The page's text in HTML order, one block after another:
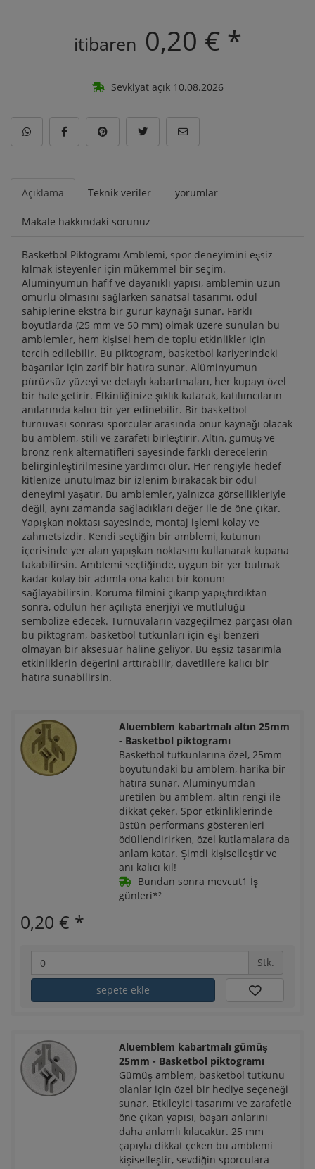
itibaren 0,20 € *
Sevkiyat açık 10.08.2026
Açıklama Teknik veriler yorumlar
Makale hakkındaki sorunuz
Basketbol Piktogramı Amblemi, spor deneyimini eşsiz
kılmak isteyenler için mükemmel bir seçim.
Alüminyumun hafif ve dayanıklı yapısı, amblemin uzun
ömürlü olmasını sağlarken sanatsal tasarımı, ödül
sahiplerine ekstra bir gurur kaynağı sunar. Farklı
boyutlarda (25 mm ve 50 mm) olmak üzere sunulan bu
amblemler, hem kişisel hem de toplu etkinlikler için
tercih edilebilir. Bu piktogram, basketbol kariyerindeki
başarılar için zarif bir hatıra sunar. Alüminyumun
pürüzsüz yüzeyi ve detaylı kabartmaları, her kupayı özel
bir hale getirir. Etkinliğinize şıklık katarak, katılımcıların
anılarında kalıcı bir yer edinebilir. Bir basketbol
turnuvası sonrası sporcular arasında onur kaynağı olacak
bu amblem, stili ve zarafeti birleştirir. Altın, gümüş ve
bronz renk alternatifleri sayesinde farklı derecelerin
belirginleştirilmesine yardımcı olur. Her rengiyle hedef
kitlenize unutulmaz bir izlenim bırakacak bir ödül
deneyimi yaşatır. Bu amblemler, yalnızca görsellikleriyle
değil, aynı zamanda sağladıkları değer ile de öne çıkar.
Yapışkan noktası sayesinde, montaj işlemi kolay ve
zahmetsizdir. Kendi seçtiğin bir amblemi, kutunun
içerisinde yer alan yapışkan noktasını kullanarak kupana
takabilirsin. Amblemi seçtiğinde, uygun bir yer bulmak
kadar kolay bir adımla ona kalıcı bir konum
sağlayabilirsin. Koruma filmini çıkarıp yapıştırdıktan
sonra, ödülün her açılışta enerjiyi ve mutluluğu
sembolize edecek. Turnuvaların vazgeçilmez parçası olan
bu piktogram, basketbol tutkunları için eşi benzeri
olmayan bir aksesuar haline geliyor. Bu eşsiz tasarımla
etkinliklerin değerini arttırabilir, davetlilere kalıcı bir
hatıra sunabilirsin.
Aluemblem kabartmalı altın 25mm
- Basketbol piktogramı
Basketbol tutkunlarına özel, 25mm
boyutundaki bu amblem, harika bir
hatıra sunar. Alüminyumdan
üretilen bu amblem, altın rengi ile
dikkat çeker. Spor etkinliklerinde
üstün performans gösterenleri
ödüllendirirken, özel kutlamalara da
anlam katar. Şimdi kişiselleştir ve
anı kalıcı kıl!
Bundan sonra mevcut1 İş
günleri*²
0,20 € *
Stk.
sepete ekle
Aluemblem kabartmalı gümüş
25mm - Basketbol piktogramı
Gümüş amblem, basketbol tutkunu
olanlar için özel bir hediye seçeneği
sunar. Etkileyici tasarımı ve zarafetle
öne çıkan yapısı, başarı anlarını
daha anlamlı kılacaktır. 25 mm
çapıyla dikkat çeken bu amblemi
kişiselleştir, sevdiğin sporculara